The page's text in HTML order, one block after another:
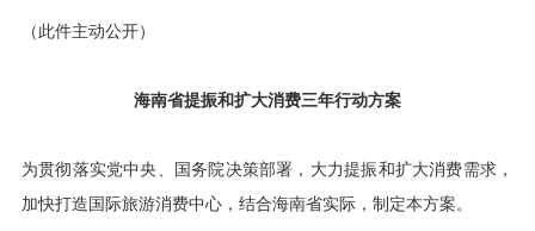
（此件主动公开）
海南省提振和扩大消费三年行动方案
为贯彻落实党中央、国务院决策部署，大力提振和扩大消费需求，
加快打造国际旅游消费中心，结合海南省实际，制定本方案。